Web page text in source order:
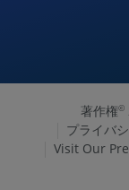
著作権©
プライバ
Visit Our